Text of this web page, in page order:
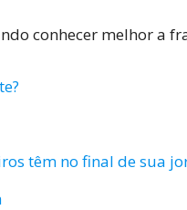
conhecer melhor a
têm no final de sua